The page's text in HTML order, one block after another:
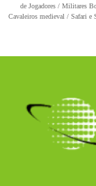
de Jogadores / Militares
Cavaleiros medieval / Safari e